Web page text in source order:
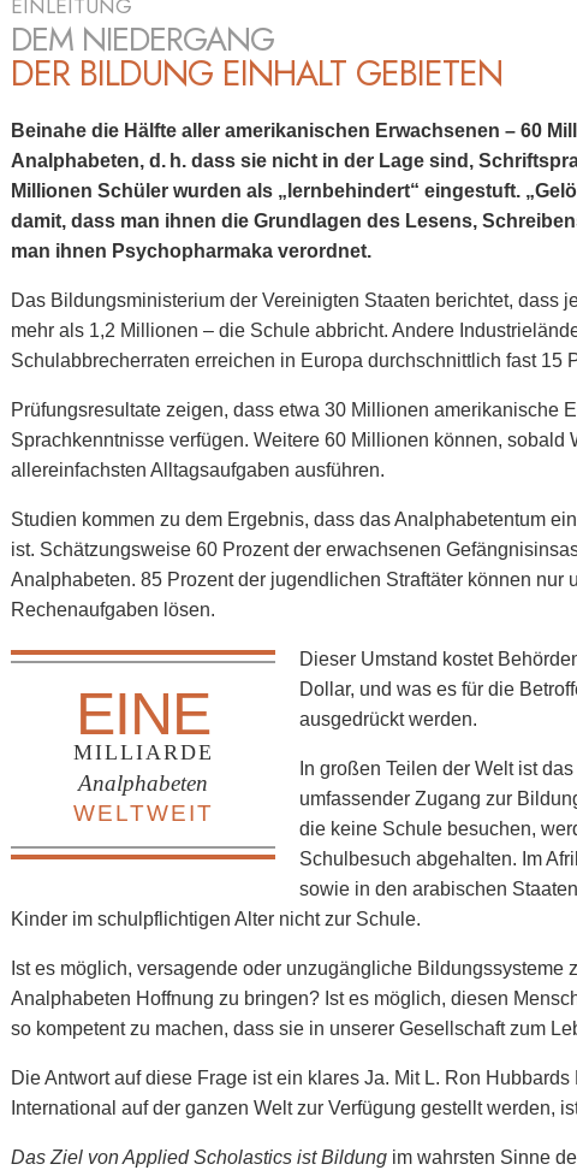
DEM NIEDERGANG
DER BILDUNG EINHALT GEBIETEN
Beinahe die Hälfte aller amerikanischen Erwachsenen – 60
Analphabeten, d. h. dass sie nicht in der Lage sind,
Millionen Schüler wurden als „lernbehindert“ ein­gestuft.
damit, dass man ihnen die Grundlagen des Lesens,
man ihnen Psychopharmaka verordnet.
Das Bildungsministerium der Vereinigten Staaten berichtet, dass
mehr als 1,2 Millionen – die Schule abbricht. Andere
Schulabbrecherraten erreichen in Europa durchschnittlich fast 15
Prüfungsresultate zeigen, dass etwa 30 Millionen amerikanische
Sprach­kenntnisse verfügen. Weitere 60 Millionen können, sobald
allereinfachsten Alltagsaufgaben ausführen.
Studien kommen zu dem Ergebnis, dass das Analphabetentum
ist. Schätzungsweise 60 Prozent der erwachsenen
Analphabeten. 85 Prozent der jugendlichen Straftäter können
Rechenaufgaben lösen.
EINE
MILLIARDE
Analphabeten
WELTWEIT
Dieser Umstand kostet
Dollar, und was es für die
ausgedrückt werden.
In großen Teilen der Welt ist
umfassender Zugang zur
die keine Schule besuchen,
Schulbesuch abgehalten. Im
sowie in den arabischen
Kinder im schulpflichtigen Alter nicht zur Schule.
Ist es möglich, versagende oder unzugängliche
Analphabeten Hoffnung zu bringen? Ist es möglich, diesen
so kompetent zu machen, dass sie in unserer Gesellschaft zum
Die Antwort auf diese Frage ist ein klares Ja. Mit L. Ron
International auf der ganzen Welt zur Verfügung gestellt werden,
Das Ziel von Applied Scholastics ist Bildung im wahrsten Sinne